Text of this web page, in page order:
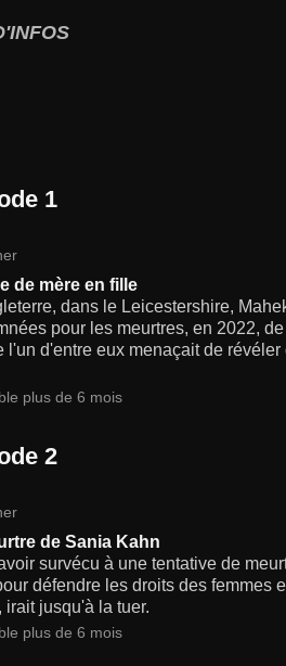
1
de mère en fille
dans le Leicestershire,
pour les meurtres, en 2022,
l'un d'entre eux menaçait de
plus de 6 mois
2
de Sania Kahn
survécu à une tentative de
défendre les droits des femmes
irait jusqu'à la tuer.
plus de 6 mois